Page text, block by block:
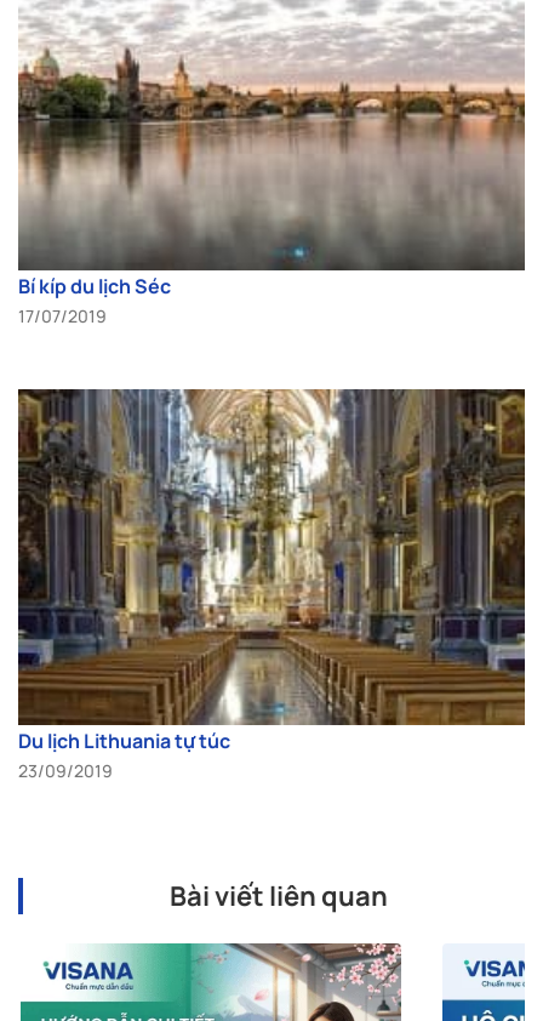
Bí kíp du lịch Séc
17/07/2019
Du lịch Lithuania tự túc
23/09/2019
Bài viết liên quan